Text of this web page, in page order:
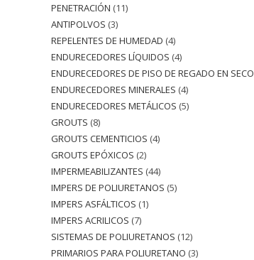
PENETRACIÓN 11
ANTIPOLVOS 3
REPELENTES DE HUMEDAD 4
ENDURECEDORES LÍQUIDOS 4
ENDURECEDORES DE PISO DE REGADO EN SECO
ENDURECEDORES MINERALES 4
ENDURECEDORES METÁLICOS 5
GROUTS 8
GROUTS CEMENTICIOS 4
GROUTS EPÓXICOS 2
IMPERMEABILIZANTES 44
IMPERS DE POLIURETANOS 5
IMPERS ASFÁLTICOS 1
IMPERS ACRILICOS 7
SISTEMAS DE POLIURETANOS 12
PRIMARIOS PARA POLIURETANO 3